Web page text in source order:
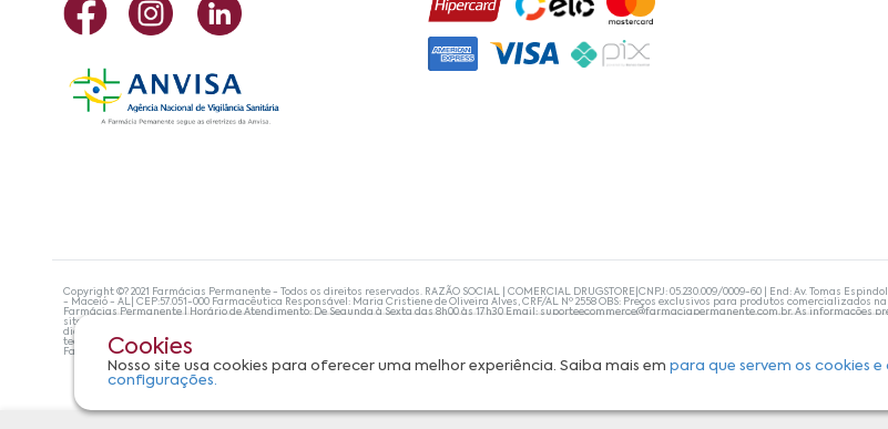
Cookies
Nosso site usa cookies para oferecer uma melhor experiência. Saiba mais empara que servem os cookies
configurações.
Copyright ©? 2021 Farmácias Permanente - Todos os direitos reservados. RAZÃO SOCIAL | COMERCIAL DRUGSTORE|CNPJ: 05.230.009/0009-60 | End: Av. Tomas
- Maceió - AL| CEP:57.051-000 Farmacêutica Responsável: Maria Cristiene de Oliveira Alves, CRF/AL Nº 2558 OBS: Preços exclusivos para produtos comercializados
Farmácias Permanente | Horário de Atendimento: De Segunda à Sexta das 8h00 às 17h30 Email: suporteecommerce@farmaciapermanente.com.br. As informações
site não devem ser utilizadas para automedicação e, de forma alguma, substituem as orientações de um profissional da área médica. Apenas o médico está
diagnosticar problemas de saúde e prescrever o tratamento adequado. Se os sintomas persistirem, um médico deve ser consultado. A Farmácia Permanente
tecnologias mais avançadas de proteção de dados, para que você possa realizar suas compras com tranquilidade. A privacidade e a segurança dos clientes são
Farmácias Permanente. Todos os pedidos efetuados estão sujeitos à confirmação da disponibilidade de produto em nosso estoque.